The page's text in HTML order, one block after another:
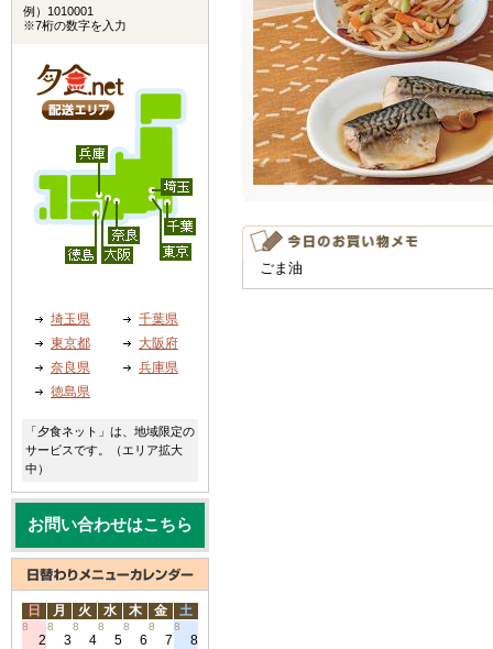
ごま油
例）1010001
※7桁の数字を入力
埼玉県
千葉県
東京都
大阪府
奈良県
兵庫県
徳島県
「夕食ネット」は、地域限定の
サービスです。（エリア拡大
中）
お問い合わせはこちら
日 月 火 水 木 金 土
8
2
8
3
8
4
8
5
8
6
8
7
8
8